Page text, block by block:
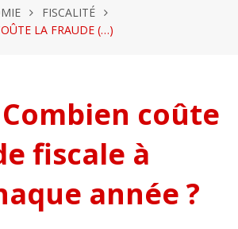
FISCALITÉ
LA FRAUDE (…)
coûte
fiscale à
année ?